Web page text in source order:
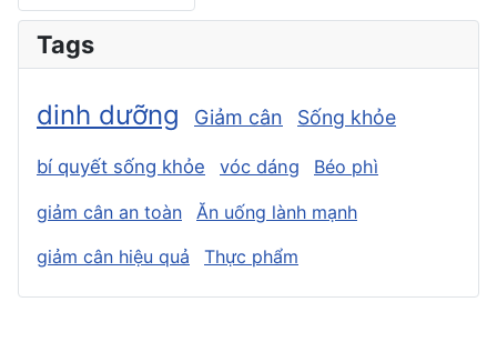
Tags
dinh dưỡng Giảm cân Sống khỏe
bí quyết sống khỏe vóc dáng Béo phì
giảm cân an toàn
Ăn uống lành mạnh
giảm cân hiệu quả
Thực phẩm